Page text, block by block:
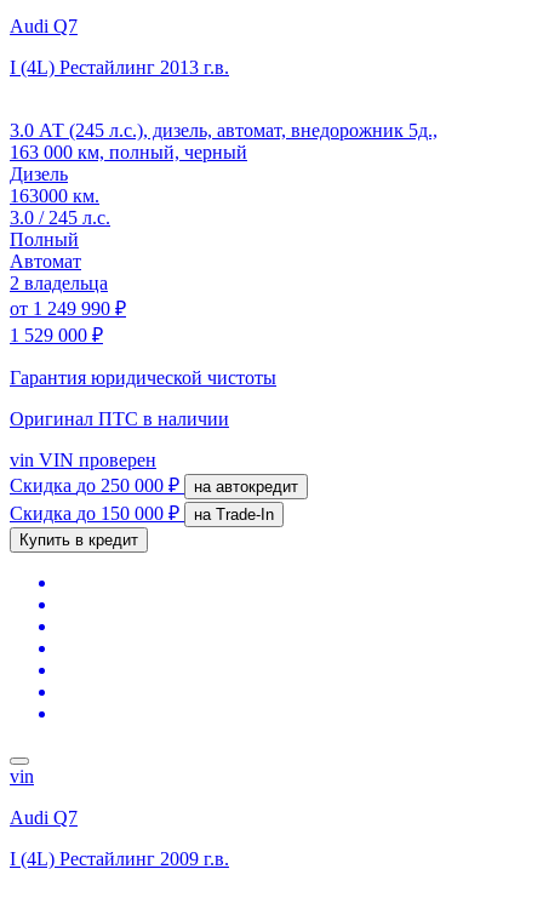
Audi Q7
I (4L) Рестайлинг 2013 г.в.
3.0 АТ (245 л.с.), дизель, автомат, внедорожник 5д.,
163 000 км, полный, черный
Дизель
163000 км.
3.0 / 245 л.с.
Полный
Автомат
2 владельца
от 1 249 990 ₽
1 529 000 ₽
Гарантия юридической чистоты
Оригинал ПТС в наличии
vin VIN проверен
Скидка до 250 000 ₽ на автокредит
Скидка до 150 000 ₽
на Trade-In
Купить в кредит
vin
Audi Q7
I (4L) Рестайлинг 2009 г.в.